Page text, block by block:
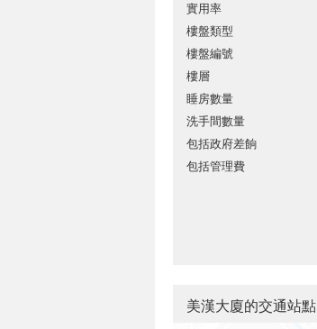
實用率
樓盤類型
樓盤編號
樓層
睡房數量
洗手間數量
包括政府差餉
包括管理費
美漢大廈的交通站點